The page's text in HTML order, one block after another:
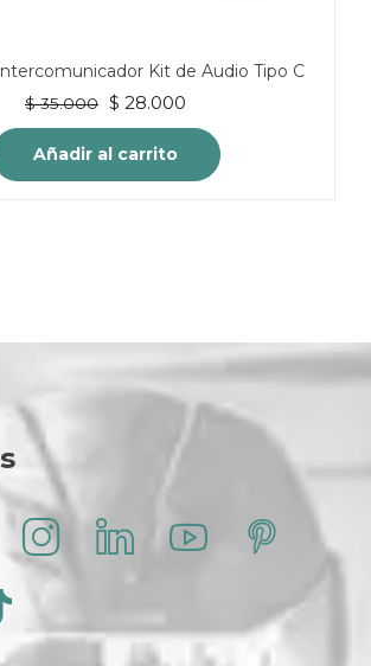
Kit de Audio Tipo C
$35.000
El
precio
original
era:
$ 28.000
precio
actual
es:
Añadir al carrito